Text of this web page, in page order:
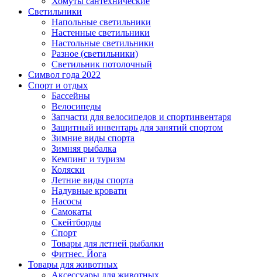
Светильники
Напольные светильники
Настенные светильники
Настольные светильники
Разное (светильники)
Светильник потолочный
Символ года 2022
Спорт и отдых
Бассейны
Велосипеды
Запчасти для велосипедов и спортинвентаря
Защитный инвентарь для занятий спортом
Зимние виды спорта
Зимняя рыбалка
Кемпинг и туризм
Коляски
Летние виды спорта
Надувные кровати
Насосы
Самокаты
Скейтборды
Спорт
Товары для летней рыбалки
Фитнес. Йога
Товары для животных
Аксессуары для животных